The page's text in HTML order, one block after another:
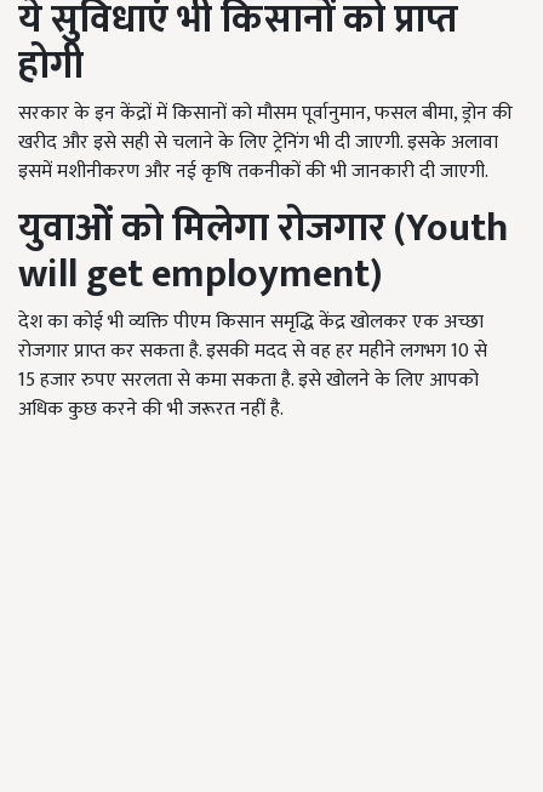
ये सुविधाएं भी किसानोंकोप्राप्त
होगी
सरकार के इन केंद्रों में किसानों को मौसम पूर्वानुमान, फसल बीमा, ड्रोन की
खरीद और इसे सही से चलाने के लिए ट्रेनिंग भी दी जाएगी. इसके अलावा
इसमें मशीनीकरण और नई कृषि तकनीकों की भी जानकारी दी जाएगी.
युवाओंको मिलेगा रोजगार(Youth
will get employment)
देश का कोई भी व्यक्ति पीएम किसान समृद्धि केंद्र खोलकर एक अच्छा
रोजगार प्राप्त कर सकता है. इसकी मदद से वह हर महीने लगभग 10 से
15 हजार रुपए सरलता से कमा सकता है. इसे खोलने के लिए आपको
अधिक कुछ करने की भी जरूरत नहीं है.